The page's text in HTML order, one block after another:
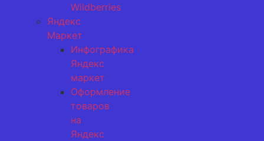
Wildberries
Яндекс
Маркет
Инфографика
Яндекс
маркет
Оформление
товаров
на
Яндекс